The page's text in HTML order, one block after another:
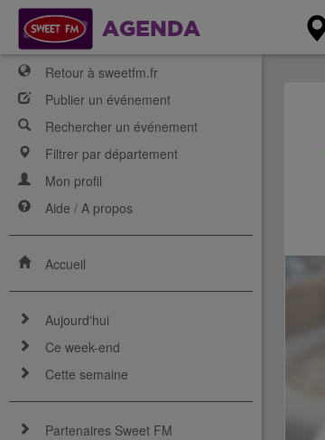
AGENDA
Retour à sweetfm.fr
Publier un événement
Rechercher un événement
Filtrer par département
Mon profil
Aide / A propos
Accueil
Aujourd'hui
Ce week-end
Cette semaine
Partenaires Sweet FM